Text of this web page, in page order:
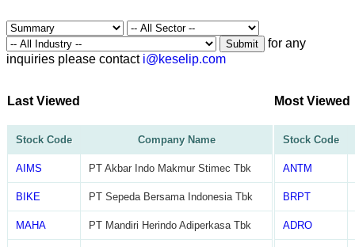
Submit
for any
inquiries please contact i@keselip.com
Last Viewed
Stock Code Company Name
AIMS PT Akbar Indo Makmur Stimec Tbk
BIKE PT Sepeda Bersama Indonesia Tbk
MAHA PT Mandiri Herindo Adiperkasa Tbk
Most Viewed
Stock Code
ANTM
BRPT
ADRO